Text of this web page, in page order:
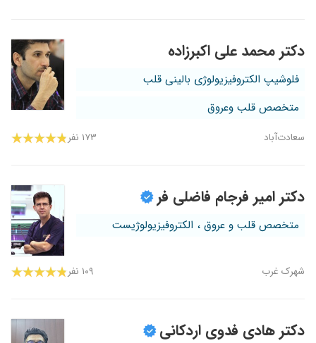
دکتر محمد علی اکبرزاده
فلوشیپ الکتروفیزیولوژی بالینی قلب
متخصص قلب وعروق
سعادت‌آباد ۱۷۳ نفر
دکتر امیر فرجام فاضلی فر
متخصص قلب و عروق ، الکتروفیزیولوژیست
شهرک غرب ۱۰۹ نفر
دکتر هادی فدوی اردکانی